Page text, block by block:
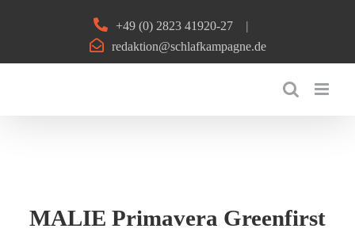
+49 (0) 2823 41920-27
|
redaktion@schlafkampagne.de
MALIE Primavera Greenfirst